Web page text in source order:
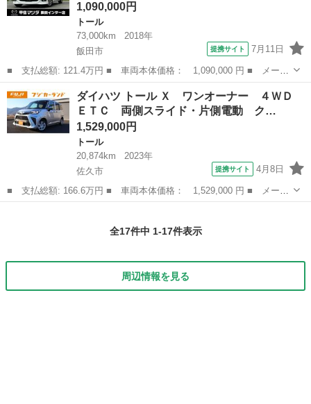
1,090,000円
トール
73,000km
2018年
飯田市
提携サイト 7月11日
■ 支払総額: 121.4万円 ■ 車両本体価格： 1,090,000 円 ■ メーカ
ー名： ダイハツ ■ 車種名： トール ■ グレード名： １．０
カスタムＧ ＳＡＩＩ ４ＷＤ ナビＥＴＣ バックカメラ 電動ス
ライドド...
長野 トール
ダイハツ トール Ｘ ワンオーナー ４ＷＤ
ＥＴＣ 両側スライド・片側電動 ク…
1,529,000円
トール
20,874km
2023年
佐久市
提携サイト 4月8日
■ 支払総額: 166.6万円 ■ 車両本体価格： 1,529,000 円 ■ メーカ
ー名： ダイハツ ■ 車種名： トール ■ グレード名： Ｘ ワン
全17件中 1-17件表示
周辺情報を見る